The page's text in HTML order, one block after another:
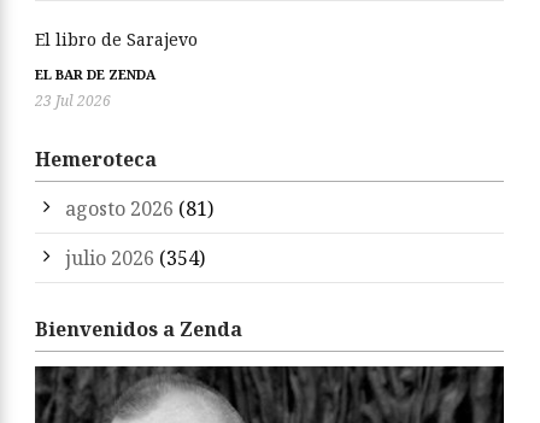
El libro de Sarajevo
EL BAR DE ZENDA
23 Jul 2026
Hemeroteca
agosto 2026 (81)
julio 2026 (354)
Bienvenidos a Zenda